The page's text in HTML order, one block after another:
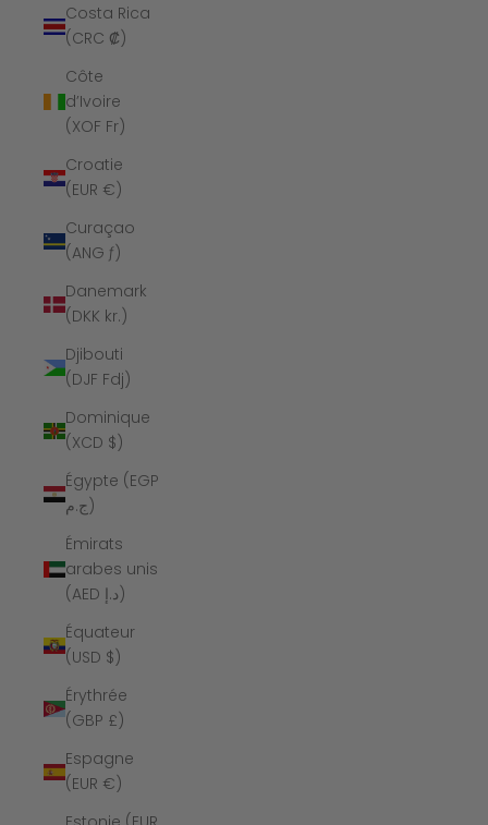
Costa Rica
(CRC ₡)
Côte
d’Ivoire
(XOF Fr)
Croatie
(EUR €)
Curaçao
(ANG ƒ)
Danemark
(DKK kr.)
Djibouti
(DJF Fdj)
Dominique
(XCD $)
Égypte (EGP
ج.م)
Émirats
arabes unis
(AED د.إ)
Équateur
(USD $)
Érythrée
(GBP £)
Espagne
(EUR €)